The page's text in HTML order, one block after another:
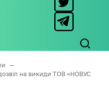
—
на викиди ТОВ «НОВУС